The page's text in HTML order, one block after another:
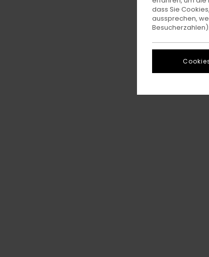
dass Sie
aussprechen,